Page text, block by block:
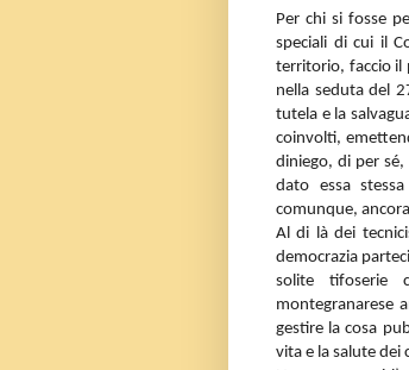
Per chi si fosse
speciali di cui il
territorio, faccio il
nella seduta del
tutela e la
coinvolti,
diniego, di per
dato essa
comunque,
Al di là dei
democrazia
solite tifoserie
montegranarese
gestire la cosa
vita e la salute dei